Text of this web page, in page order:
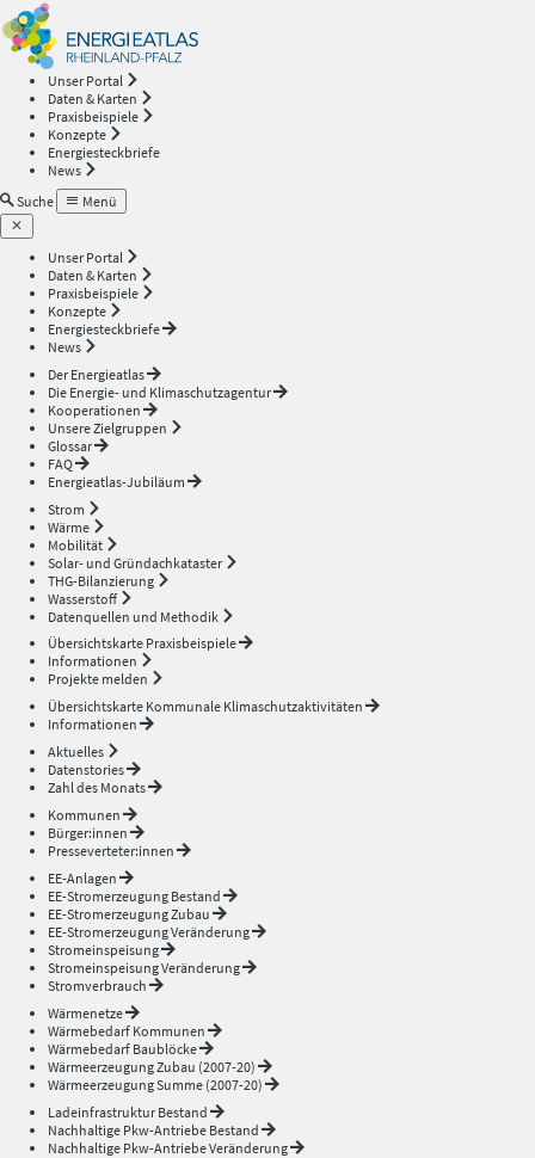
Unser Portal
Daten & Karten
Praxisbeispiele
Konzepte
Energiesteckbriefe
News
Suche
Menü
Unser Portal
Daten & Karten
Praxisbeispiele
Konzepte
Energiesteckbriefe
News
Der Energieatlas
Die Energie- und Klimaschutzagentur
Kooperationen
Unsere Zielgruppen
Glossar
FAQ
Energieatlas-Jubiläum
Strom
Wärme
Mobilität
Solar- und Gründachkataster
THG-Bilanzierung
Wasserstoff
Datenquellen und Methodik
Übersichtskarte Praxisbeispiele
Informationen
Projekte melden
Übersichtskarte Kommunale Klimaschutzaktivitäten
Informationen
Aktuelles
Datenstories
Zahl des Monats
Kommunen
Bürger:innen
Presseverteter:innen
EE-Anlagen
EE-Stromerzeugung Bestand
EE-Stromerzeugung Zubau
EE-Stromerzeugung Veränderung
Stromeinspeisung
Stromeinspeisung Veränderung
Stromverbrauch
Wärmenetze
Wärmebedarf Kommunen
Wärmebedarf Baublöcke
Wärmeerzeugung Zubau (2007-20)
Wärmeerzeugung Summe (2007-20)
Ladeinfrastruktur Bestand
Nachhaltige Pkw-Antriebe Bestand
Nachhaltige Pkw-Antriebe Veränderung